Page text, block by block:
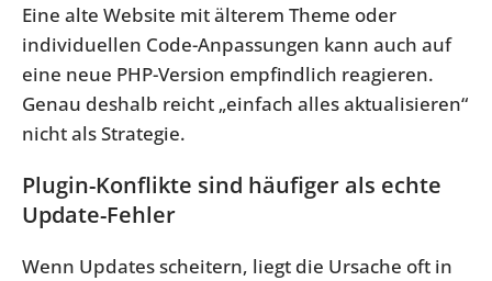
Eine alte Website mit älterem Theme oder
individuellen Code-Anpassungen kann auch auf
eine neue PHP-Version empfindlich reagieren.
Genau deshalb reicht „einfach alles aktualisieren“
nicht als Strategie.
Plugin-Konflikte sind häufiger als echte
Update-Fehler
Wenn Updates scheitern, liegt die Ursache oft in